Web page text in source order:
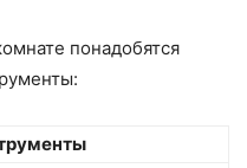
понадобятся